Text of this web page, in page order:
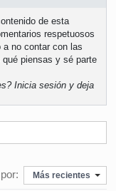
de esta
respetuosos
no contar con las
piensas y sé parte
Inicia sesión y deja
Más recientes